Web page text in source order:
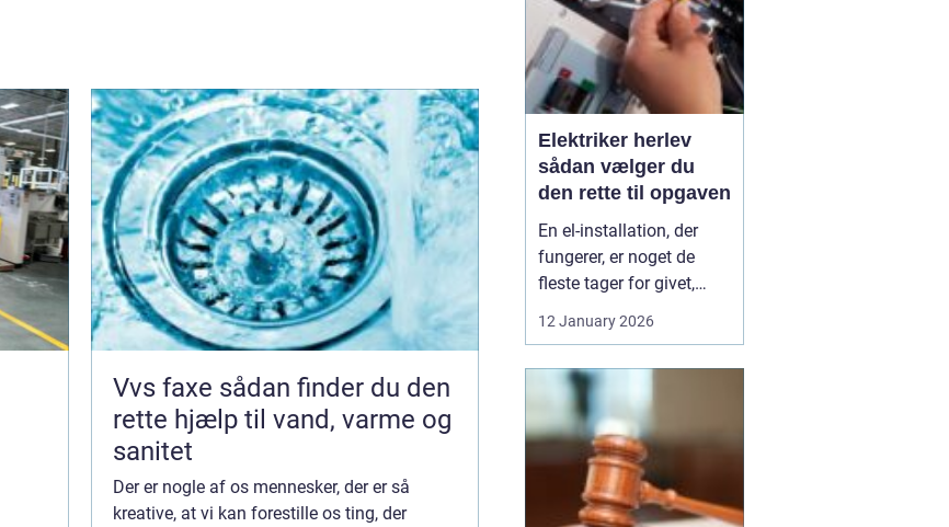
Vvs faxe sådan finder du den
rette hjælp til vand, varme og
sanitet
Der er nogle af os mennesker, der er så
kreative, at vi kan forestille os ting, der
Elektriker herlev
sådan vælger du
den rette til opgaven
En el-installation, der
fungerer, er noget de
fleste tager for givet,
eller en stikkontakt bliver
problemer, kan det
hurtigt blive både utrygt
og dyrt, hvis der ikke
reageres rigtigt. Derfor
giver ...
12 January 2026